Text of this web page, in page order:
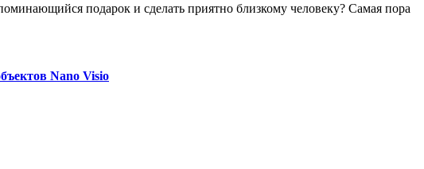
подарок и сделать приятно близкому человеку? Самая пора
Nano Visio